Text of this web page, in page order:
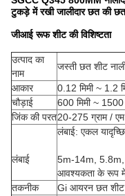
टुकड़े में रखी जालीदार छत की छत
जीआई रूफ शीट की विशिष्टता
उत्पाद का
नाम
जस्ती छत शीट
आकार
0.12 मिमी ~ 1.2
चौड़ाई
600 मिमी ~ 1500
जिंक की परत20-275 ग्राम /
लंबाई
लंबाई: एकल
5m-14m, 5.8m,
आवश्यकता के रूप
तकनीक
Gi आयरन छत शीट